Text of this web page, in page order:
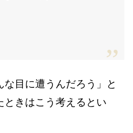
な目に遭うんだろう」と
ときはこう考えるとい